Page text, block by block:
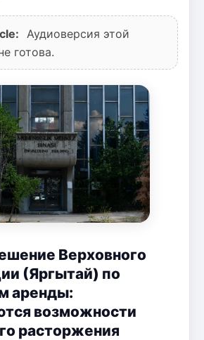
Аудиоверсия этой
готова.
Верховного
(Яргытай) по
аренды:
возможности
расторжения